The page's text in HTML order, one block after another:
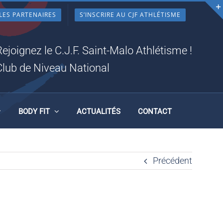
LES PARTENAIRES S’INSCRIRE AU CJF ATHLÉTISME
le C.J.F. Saint-Malo Athlétisme !
de Niveau National
BODY FIT ACTUALITÉS CONTACT
Précédent